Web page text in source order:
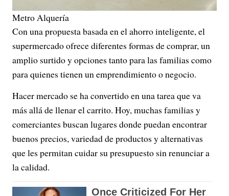
Metro Alquería
Con una propuesta basada en el ahorro inteligente, el
supermercado ofrece diferentes formas de comprar, un
amplio surtido y opciones tanto para las familias como
para quienes tienen un emprendimiento o negocio.
Hacer mercado se ha convertido en una tarea que va
más allá de llenar el carrito. Hoy, muchas familias y
comerciantes buscan lugares donde puedan encontrar
buenos precios, variedad de productos y alternativas
que les permitan cuidar su presupuesto sin renunciar a
la calidad.